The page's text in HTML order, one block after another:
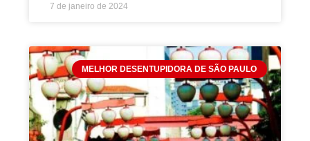
7 de janeiro de 2024
MELHOR DESENTUPIDORA DE SÃO PAULO